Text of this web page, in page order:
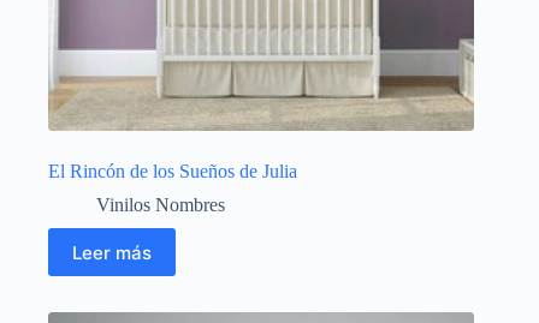
El Rincón de los Sueños de Julia
Vinilos Nombres
Leer más